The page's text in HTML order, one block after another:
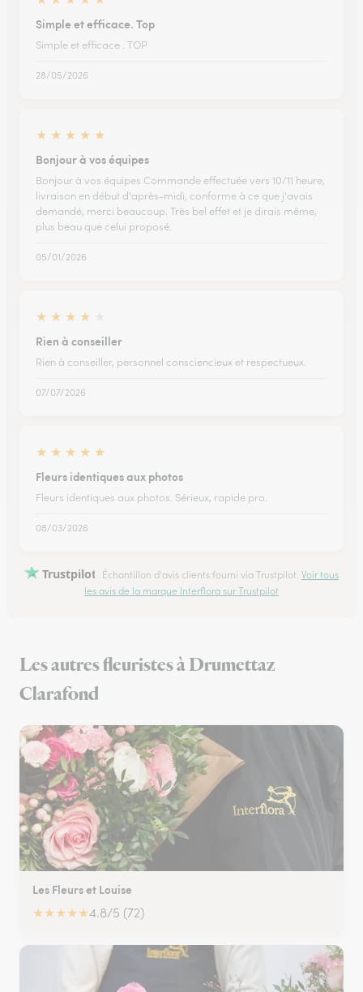
Simple et efficace. Top
Simple et efficace . TOP
28/05/2026
★ ★ ★ ★ ★
Bonjour à vos équipes
Bonjour à vos équipes Commande effectuée vers 10/11 heure,
livraison en début d'après-midi, conforme à ce que j'avais
demandé, merci beaucoup. Très bel effet et je dirais même,
plus beau que celui proposé.
05/01/2026
★ ★ ★ ★
Rien à conseiller
Rien à conseiller, personnel consciencieux et respectueux.
07/07/2026
★ ★ ★ ★ ★
Fleurs identiques aux photos
Fleurs identiques aux photos. Sérieux, rapide pro.
08/03/2026
Trustpilot Échantillon d'avis clients fourni via Trustpilot. Voir tous
les avis de la marque Interflora sur Trustpilot
Les autres fleuristes à Drumettaz
Clarafond
Les Fleurs et Louise
★★★★★4.8/5 (72)